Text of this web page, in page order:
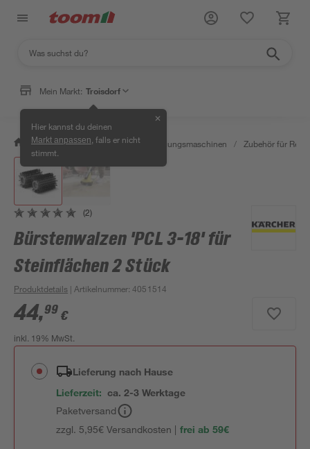
Mein Markt: Troisdorf
Hier kannst du deinen
Markt anpassen , falls er nicht
stimmt.
✕
/ Werkstatt & Maschinen / Reinigungsmaschinen / Zubehör für
(2)
Bürstenwalzen 'PCL 3-18' für
Steinflächen 2 Stück
Produktdetails | Artikelnummer:4051514
44,99 €
inkl. 19% MwSt.
Lieferung nach Hause
Lieferzeit: ca. 2-3 Werktage
Paketversand
zzgl. 5,95€ Versandkosten | frei ab 59€